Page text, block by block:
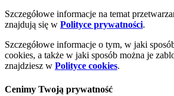
Szczegółowe informacje na temat
znajdują się w Polityce prywatności.
Szczegółowe informacje o tym, w jaki
cookies, a także w jaki sposób można je
znajdziesz w Polityce cookies.
Cenimy Twoją prywatność